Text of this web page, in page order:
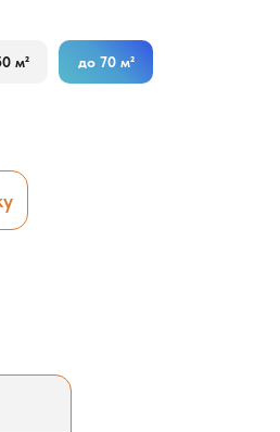
м² до 70 м²